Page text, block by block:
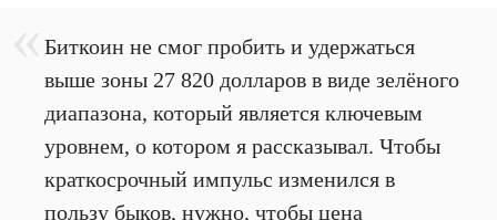
Биткоин не смог пробить и удержаться
выше зоны 27 820 долларов в виде зелёного
диапазона, который является ключевым
уровнем, о котором я рассказывал. Чтобы
краткосрочный импульс изменился в
пользу быков, нужно, чтобы цена